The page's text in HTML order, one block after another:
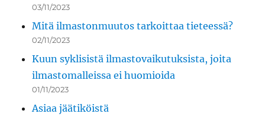
03/11/2023
Mitä ilmastonmuutos tarkoittaa tieteessä?
02/11/2023
Kuun syklisistä ilmastovaikutuksista, joita
ilmastomalleissa ei huomioida
01/11/2023
Asiaa jäätiköistä